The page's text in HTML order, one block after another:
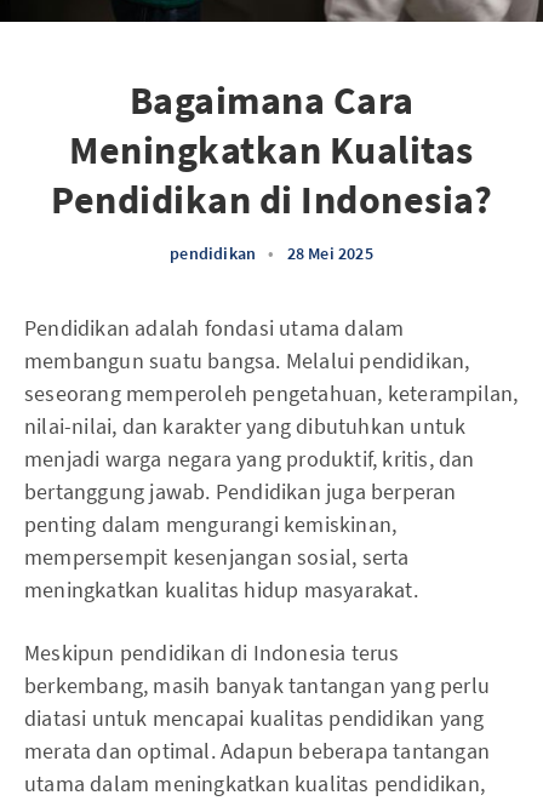
Bagaimana Cara
Meningkatkan Kualitas
Pendidikan di Indonesia?
pendidikan • 28 Mei 2025
Pendidikan adalah fondasi utama dalam
membangun suatu bangsa. Melalui pendidikan,
seseorang memperoleh pengetahuan, keterampilan,
nilai-nilai, dan karakter yang dibutuhkan untuk
menjadi warga negara yang produktif, kritis, dan
bertanggung jawab. Pendidikan juga berperan
penting dalam mengurangi kemiskinan,
mempersempit kesenjangan sosial, serta
meningkatkan kualitas hidup masyarakat.
Meskipun pendidikan di Indonesia terus
berkembang, masih banyak tantangan yang perlu
diatasi untuk mencapai kualitas pendidikan yang
merata dan optimal. Adapun beberapa tantangan
utama dalam meningkatkan kualitas pendidikan,